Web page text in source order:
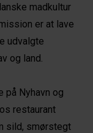
madkultur
er at lave
udvalgte
og land.
på Nyhavn og
restaurant
sild, smørstegt